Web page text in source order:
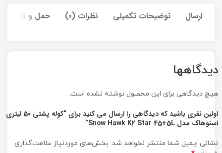
ارسال توضیحات تکمیلی نظرات (0) حمل و نقل کالا
دیدگاهها
هیچ دیدگاهی برای این محصول نوشته نشده است.
اولین نفری باشید که دیدگاهی را ارسال می کنید برای “کوله پشتی 50 لیتری
اسنوهاک مدل Snow Hawk K2 Star 45+5L”
نشانی ایمیل شما منتشر نخواهد شد. بخش‌های موردنیاز علامت‌گذاری